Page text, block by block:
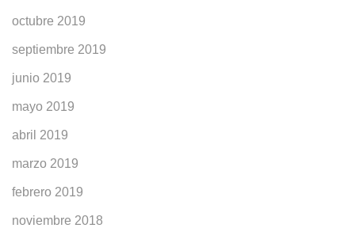
octubre 2019
septiembre 2019
junio 2019
mayo 2019
abril 2019
marzo 2019
febrero 2019
noviembre 2018